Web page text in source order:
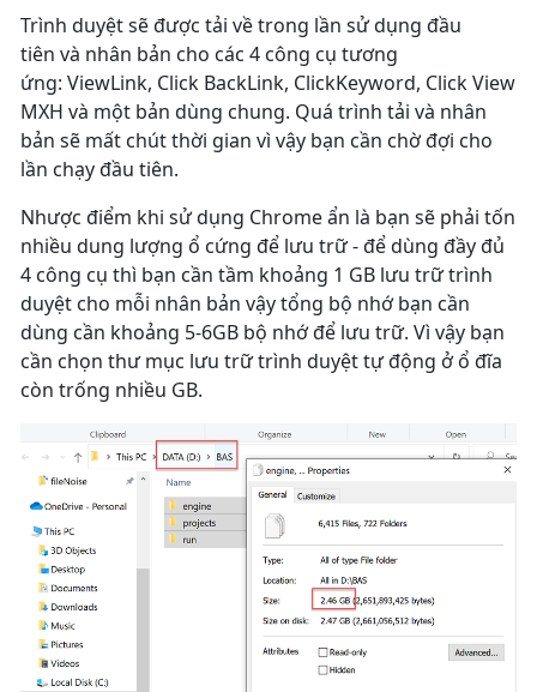
Trình duyệt sẽ được tải về trong lần sử dụng đầu
tiên và nhân bản cho các 4 công cụ tương
ứng: ViewLink, Click BackLink, ClickKeyword, Click View
MXH và một bản dùng chung. Quá trình tải và nhân
bản sẽ mất chút thời gian vì vậy bạn cần chờ đợi cho
lần chạy đầu tiên.
Nhược điểm khi sử dụng Chrome ẩn là bạn sẽ phải tốn
nhiều dung lượng ổ cứng để lưu trữ - để dùng đầy đủ
4 công cụ thì bạn cần tầm khoảng 1 GB lưu trữ trình
duyệt cho mỗi nhân bản vậy tổng bộ nhớ bạn cần
dùng cần khoảng 5-6GB bộ nhớ để lưu trữ. Vì vậy bạn
cần chọn thư mục lưu trữ trình duyệt tự động ở ổ đĩa
còn trống nhiều GB.